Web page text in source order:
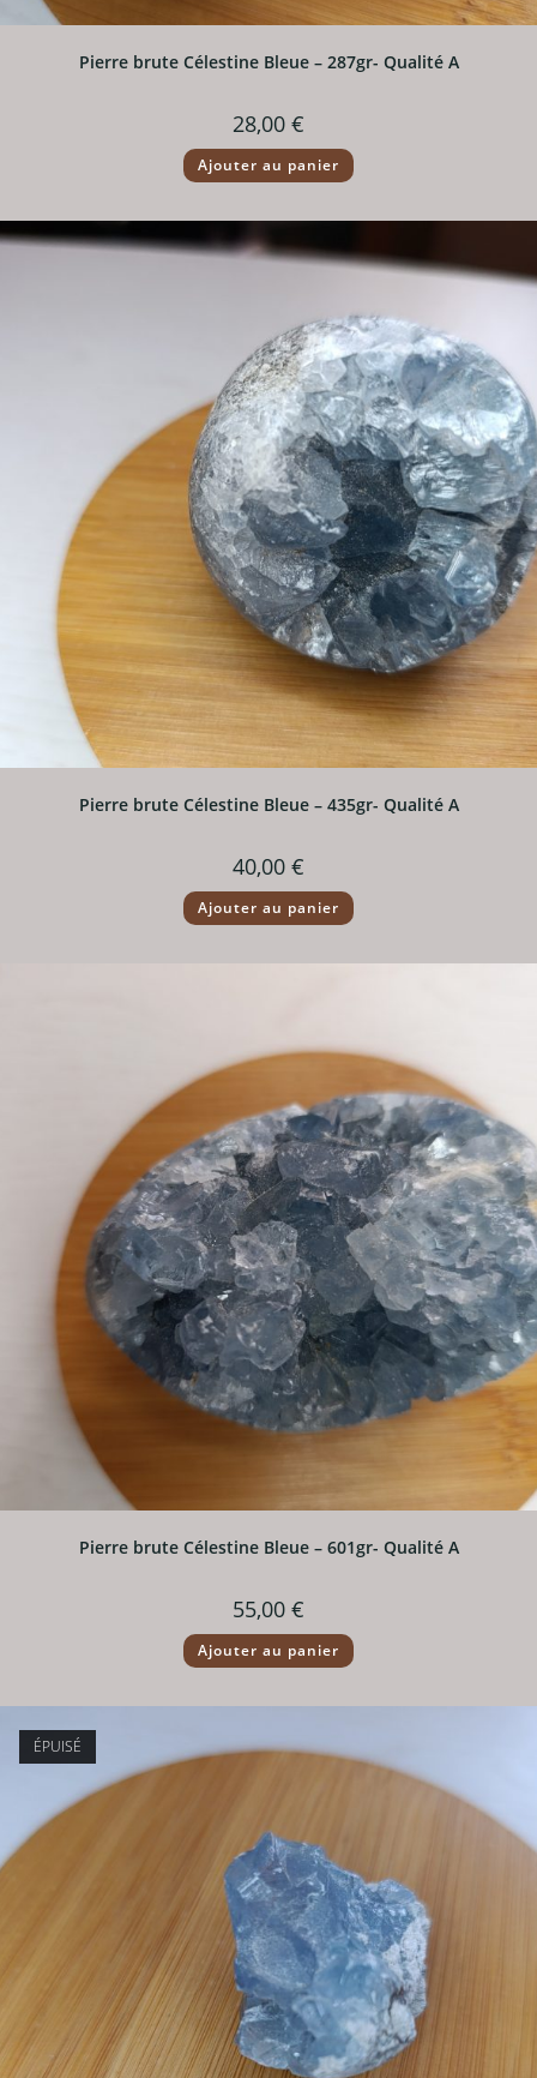
Pierre brute Célestine Bleue – 287gr- Qualité A
28,00 €
Ajouter au panier
Pierre brute Célestine Bleue – 435gr- Qualité A
40,00 €
Ajouter au panier
Pierre brute Célestine Bleue – 601gr- Qualité A
55,00 €
Ajouter au panier
ÉPUISÉ